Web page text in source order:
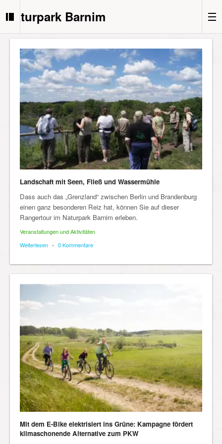
Naturpark Barnim
Landschaft mit Seen, Fließ und Wassermühle
Dass auch das „Grenzland“ zwischen Berlin und Brandenburg
einen ganz besonderen Reiz hat, können Sie auf dieser
Rangertour im Naturpark Barnim erleben.
Veranstaltungen und Aktivitäten
Weiterlesen • 0 Kommentare
Mit dem E-Bike elektrisiert ins Grüne: Kampagne fördert
klimaschonende Alternative zum PKW